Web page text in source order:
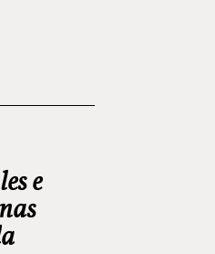
e